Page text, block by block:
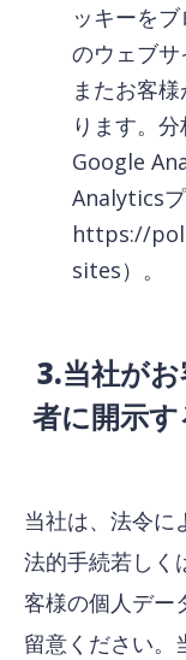
ッキーを
のウェブサ
またお客
ります。
Google
Analytics
https://
sites）。
3.当社が
者に開示
当社は、法令に
法的手続若しく
客様の個人デー
留意ください。